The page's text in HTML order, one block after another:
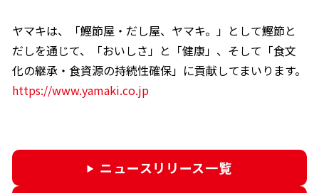
ヤマキは、「鰹節屋・だし屋、ヤマキ。」として鰹節と
だしを通じて、「おいしさ」と「健康」、そして「食文
化の継承・食資源の持続性確保」に貢献してまいります。
https://www.yamaki.co.jp
ニュースリリース一覧